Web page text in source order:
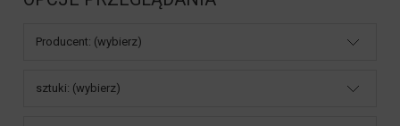
Producent: (wybierz)
sztuki: (wybierz)